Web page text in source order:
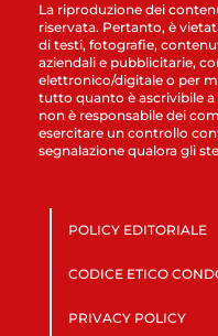
La riproduzione dei
riservata. Pertanto, è
di testi, fotografie,
aziendali e pubblicitarie,
elettronico/digitale o per
tutto quanto è ascrivibile a
non è responsabile dei
esercitare un controllo
segnalazione qualora gli
POLICY EDITORIALE
CODICE ETICO
PRIVACY POLICY